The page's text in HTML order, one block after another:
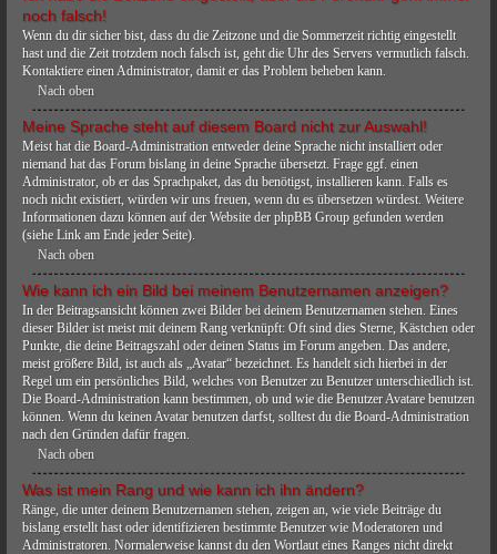
noch falsch!
Wenn du dir sicher bist, dass du die Zeitzone und die Sommerzeit richtig eingestellt
hast und die Zeit trotzdem noch falsch ist, geht die Uhr des Servers vermutlich falsch.
Kontaktiere einen Administrator, damit er das Problem beheben kann.
Nach oben
Meine Sprache steht auf diesem Board nicht zur Auswahl!
Meist hat die Board-Administration entweder deine Sprache nicht installiert oder
niemand hat das Forum bislang in deine Sprache übersetzt. Frage ggf. einen
Administrator, ob er das Sprachpaket, das du benötigst, installieren kann. Falls es
noch nicht existiert, würden wir uns freuen, wenn du es übersetzen würdest. Weitere
Informationen dazu können auf der Website der phpBB Group gefunden werden
(siehe Link am Ende jeder Seite).
Nach oben
Wie kann ich ein Bild bei meinem Benutzernamen anzeigen?
In der Beitragsansicht können zwei Bilder bei deinem Benutzernamen stehen. Eines
dieser Bilder ist meist mit deinem Rang verknüpft: Oft sind dies Sterne, Kästchen oder
Punkte, die deine Beitragszahl oder deinen Status im Forum angeben. Das andere,
meist größere Bild, ist auch als „Avatar“ bezeichnet. Es handelt sich hierbei in der
Regel um ein persönliches Bild, welches von Benutzer zu Benutzer unterschiedlich ist.
Die Board-Administration kann bestimmen, ob und wie die Benutzer Avatare benutzen
können. Wenn du keinen Avatar benutzen darfst, solltest du die Board-Administration
nach den Gründen dafür fragen.
Nach oben
Was ist mein Rang und wie kann ich ihn ändern?
Ränge, die unter deinem Benutzernamen stehen, zeigen an, wie viele Beiträge du
bislang erstellt hast oder identifizieren bestimmte Benutzer wie Moderatoren und
Administratoren. Normalerweise kannst du den Wortlaut eines Ranges nicht direkt